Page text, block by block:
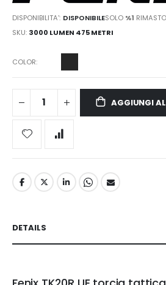
DISPONIBILITA': DISPONIBILESOLO %1
SKU 3000 LUMEN 475 METRI
COLOR
AGGIUNGI
DETAILS